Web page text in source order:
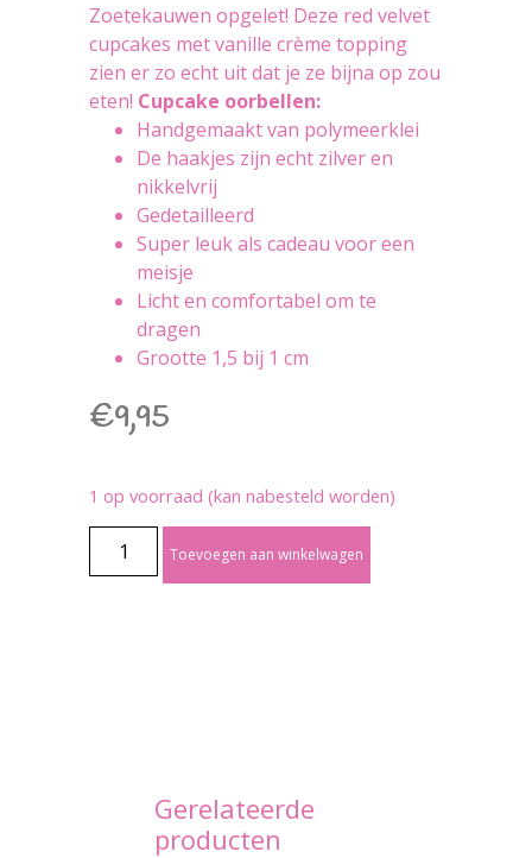
Zoetekauwen opgelet! Deze red velvet
cupcakes met vanille crème topping
zien er zo echt uit dat je ze bijna op zou
eten! Cupcake oorbellen:
Handgemaakt van polymeerklei
De haakjes zijn echt zilver en
nikkelvrij
Gedetailleerd
Super leuk als cadeau voor een
meisje
Licht en comfortabel om te
dragen
Grootte 1,5 bij 1 cm
€9,95
1 op voorraad (kan nabesteld worden)
Toevoegen aan winkelwagen
Gerelateerde
producten